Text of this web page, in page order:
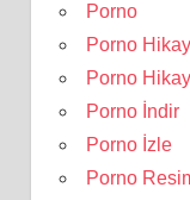
Porno
Porno
Porno
Porno İndir
Porno İzle
Porno